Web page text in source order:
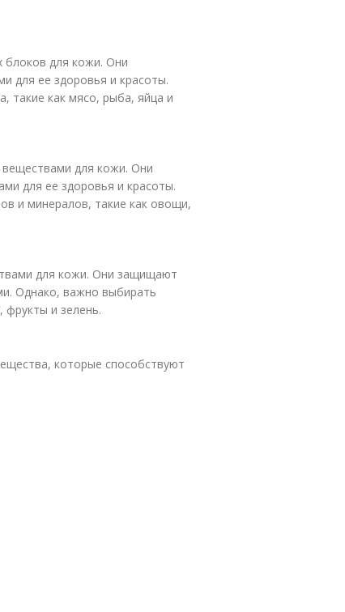
блоков для кожи. Они
для ее здоровья и красоты.
такие как мясо, рыба, яйца и
для кожи. Они
для ее здоровья и красоты.
и минералов, такие как овощи,
для кожи. Они защищают
Однако, важно выбирать
фрукты и зелень.
которые способствуют